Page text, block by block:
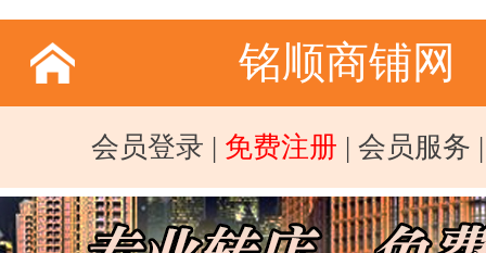
铭顺商铺网
会员登录 | 免费注册 | 会员服务